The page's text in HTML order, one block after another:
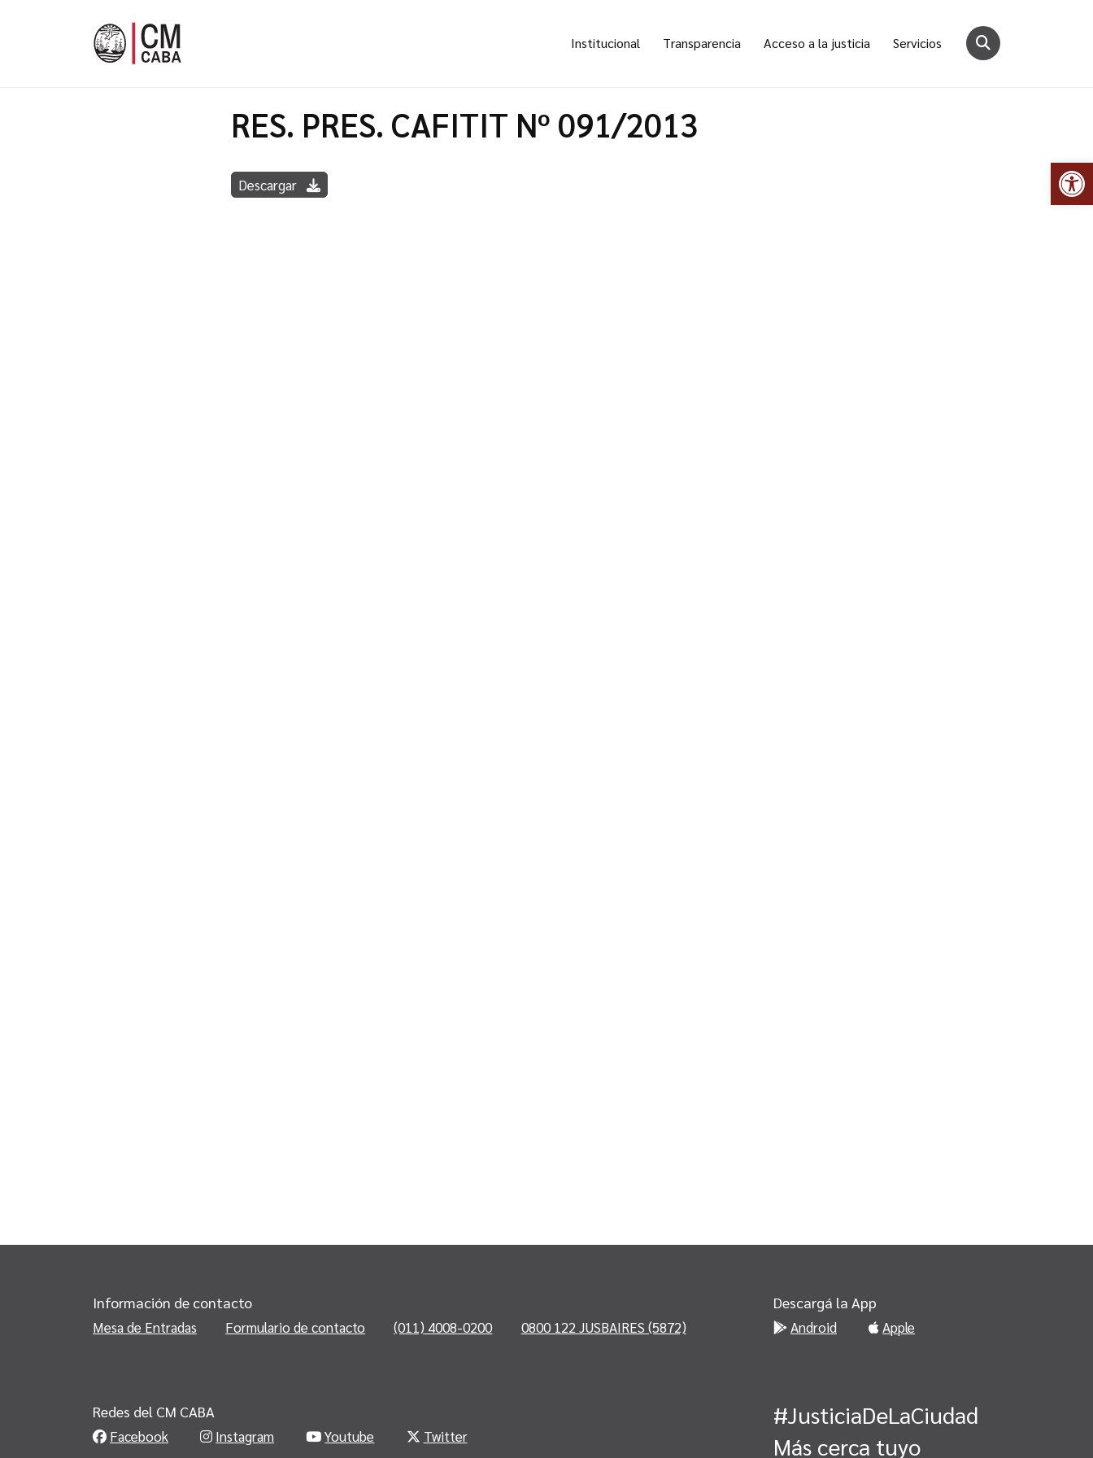
Institucional Transparencia Acceso a la justicia Servicios
RES. PRES. CAFITIT Nº 091/2013
Descargar
Información de contacto
Mesa de Entradas Formulario de contacto (011) 4008-0200 0800 122 JUSBAIRES (5872)
Descargá la App
Android Apple
Redes del CM CABA
Facebook Instagram Youtube Twitter
#JusticiaDeLaCiudad
Más cerca tuyo